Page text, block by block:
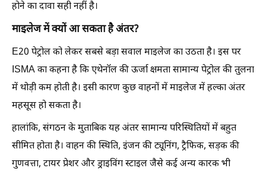
होने का दावा सही नहीं है।
माइलेज में क्यों आ सकता है अंतर?
E20 पेट्रोल को लेकर सबसे बड़ा सवाल माइलेज का उठता है। इस पर
ISMA का कहना है कि एथेनॉल की ऊर्जा क्षमता सामान्य पेट्रोल की तुलना
में थोड़ी कम होती है। इसी कारण कुछ वाहनों में माइलेज में हल्का अंतर
महसूस हो सकता है।
हालांकि, संगठन के मुताबिक यह अंतर सामान्य परिस्थितियों में बहुत
सीमित होता है। वाहन की स्थिति, इंजन की ट्यूनिंग, ट्रैफिक, सड़क की
गुणवत्ता, टायर प्रेशर और ड्राइविंग स्टाइल जैसे कई अन्य कारक भी